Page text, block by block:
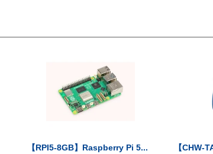
【RPI5-8GB】Raspberry Pi 5...
【CHW-